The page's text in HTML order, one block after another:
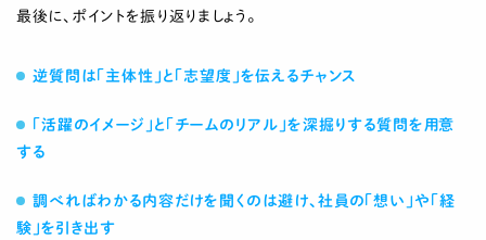
最後に、ポイントを振り返りましょう。
逆質問は「主体性」と「志望度」を伝えるチャンス
「活躍のイメージ」と「チームのリアル」を深掘りする質問を用意
する
調べればわかる内容だけを聞くのは避け、社員の「想い」や「経
験」を引き出す